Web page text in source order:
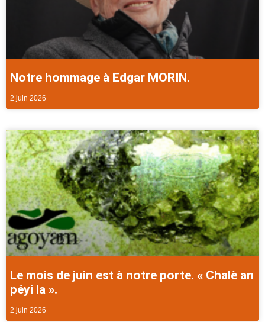
Notre hommage à Edgar MORIN.
2 juin 2026
Le mois de juin est à notre porte. « Chalè an
péyi la ».
2 juin 2026